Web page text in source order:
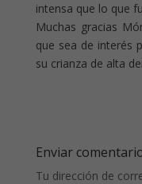
intensa que lo que
Muchas gracias
que sea de interés
su crianza de alta
Enviar
Tu dirección de